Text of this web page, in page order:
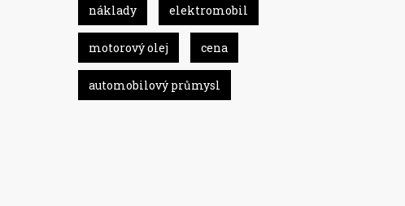
náklady elektromobil
motorový olej cena
automobilový průmysl